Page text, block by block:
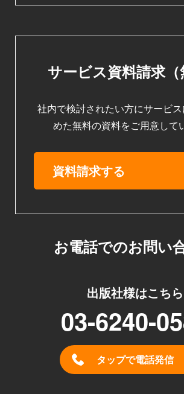
サービス資料請求（
社内で検討されたい方にサービ
めた無料の資料をご用意して
資料請求する
お電話でのお問い
出版社様はこちら
03-6240-
タップで電話発信